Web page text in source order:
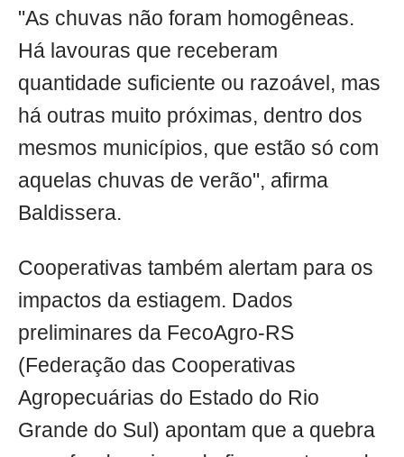
"As chuvas não foram homogêneas.
Há lavouras que receberam
quantidade suficiente ou razoável, mas
há outras muito próximas, dentro dos
mesmos municípios, que estão só com
aquelas chuvas de verão", afirma
Baldissera.
Cooperativas também alertam para os
impactos da estiagem. Dados
preliminares da FecoAgro-RS
(Federação das Cooperativas
Agropecuárias do Estado do Rio
Grande do Sul) apontam que a quebra